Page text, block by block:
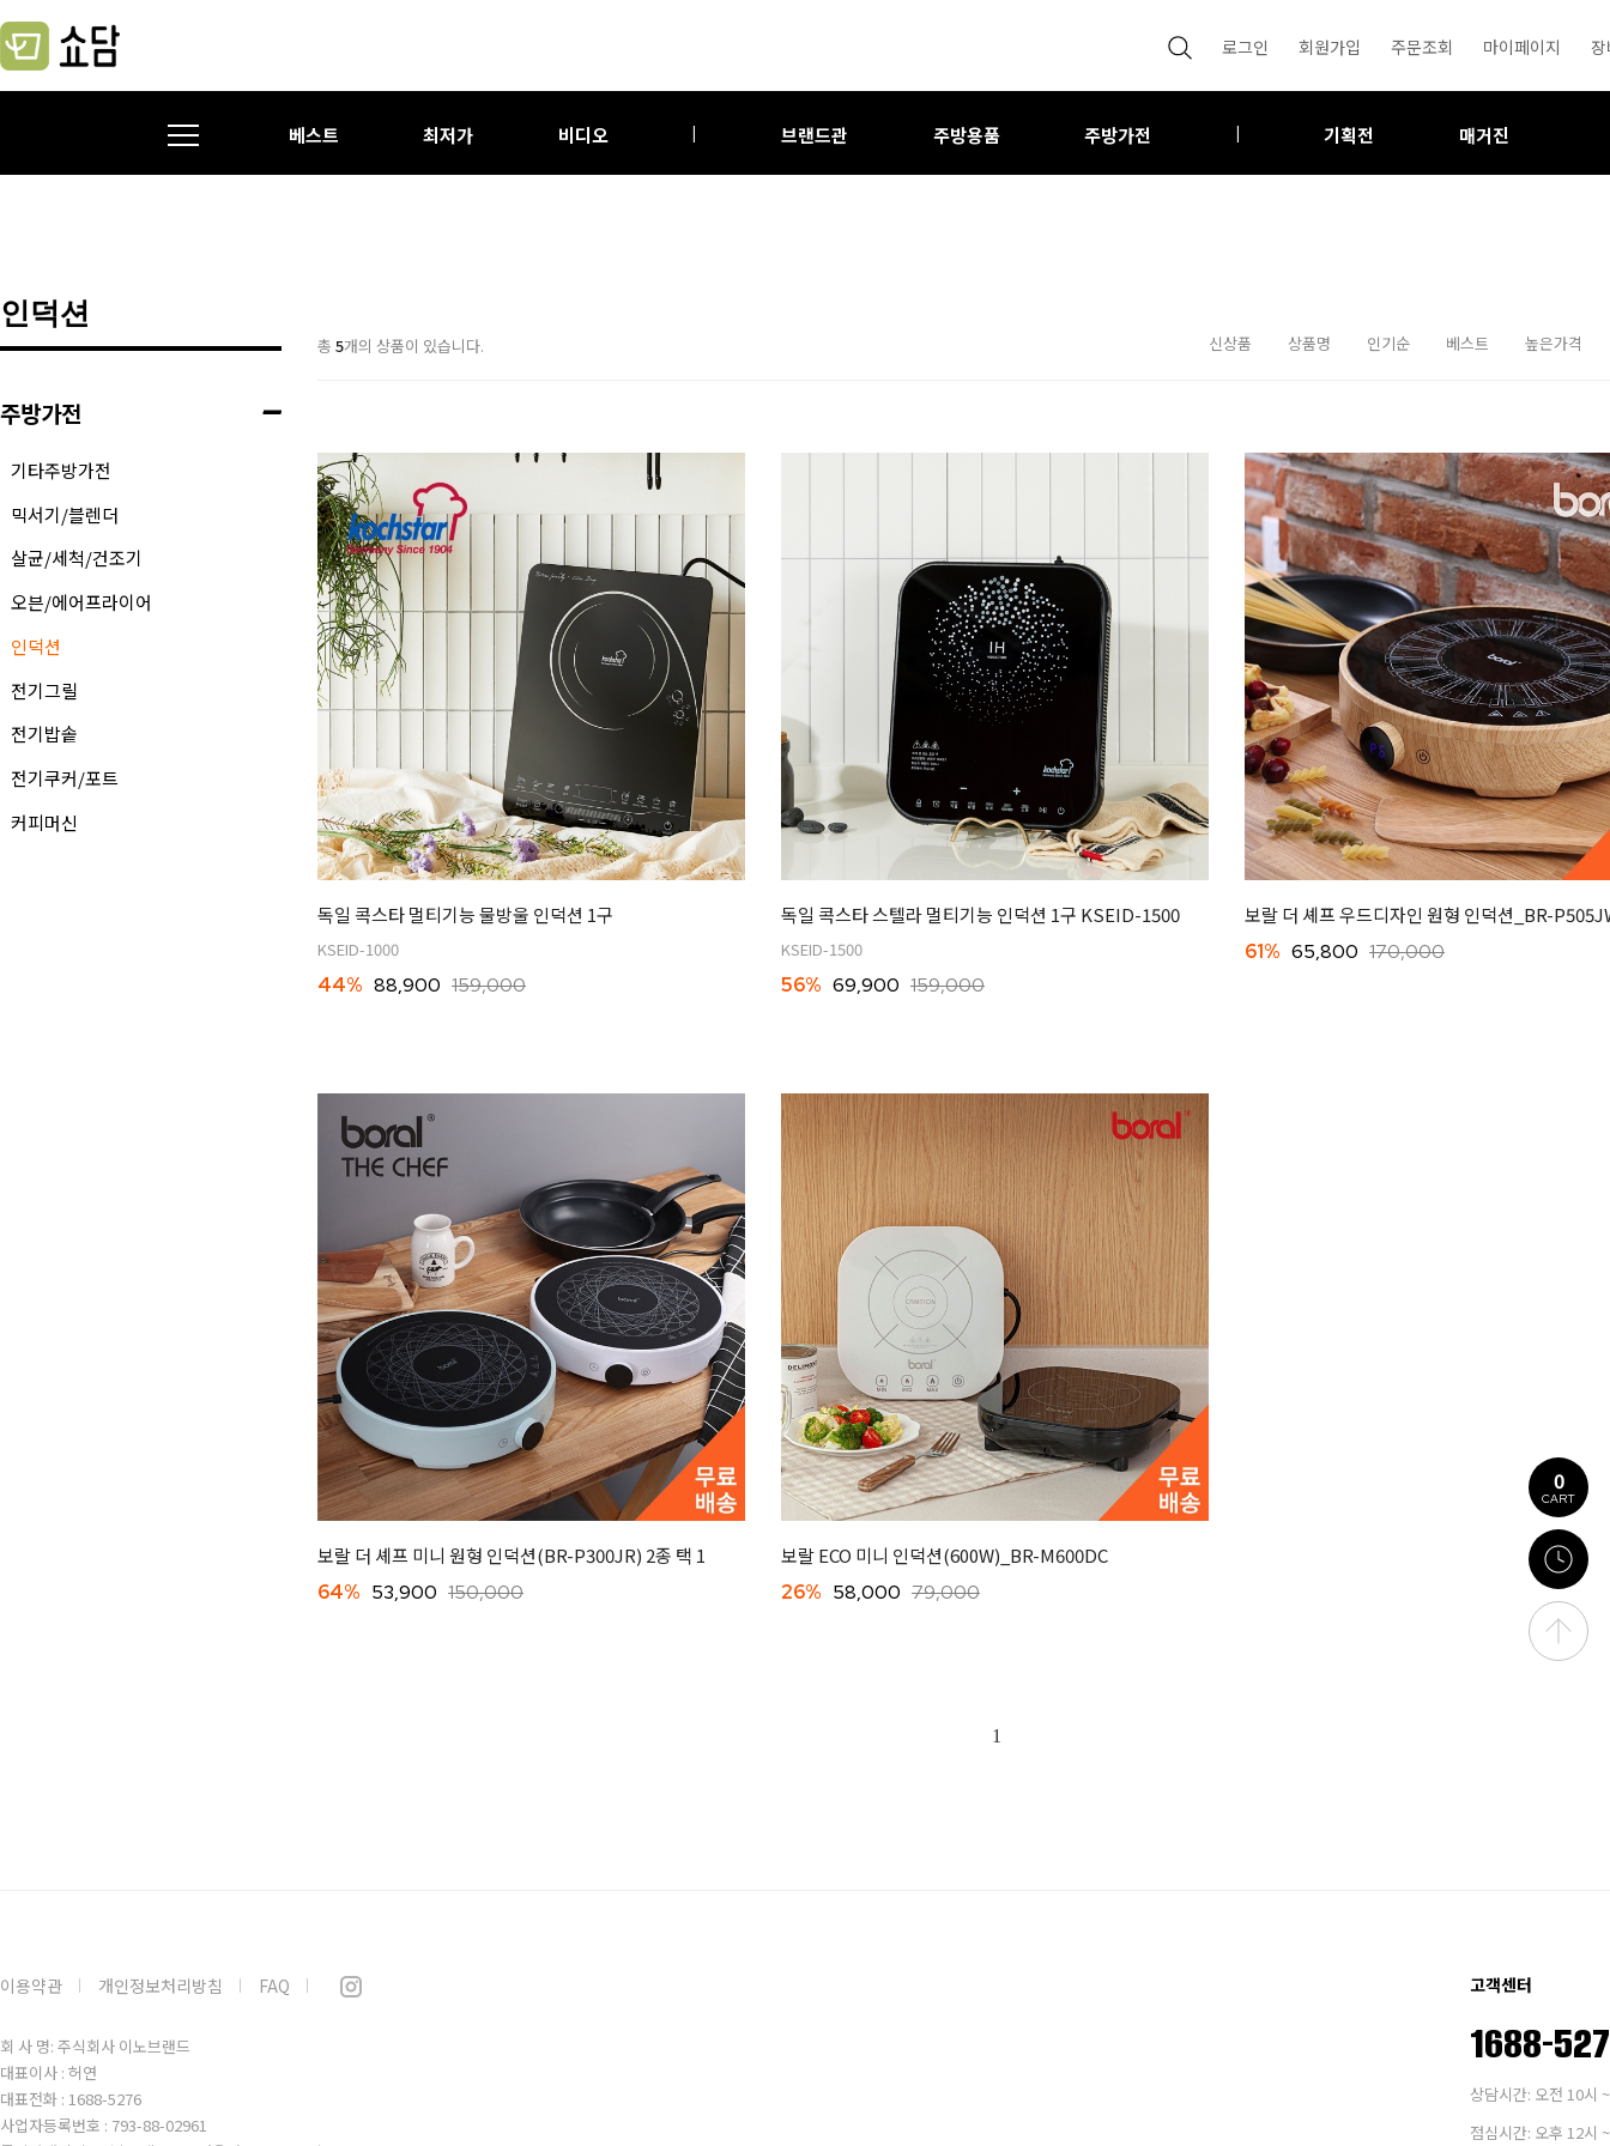
0
CART
로그인 회원가입 주문조회 마이페이지
베스트 최저가 비디오 | 브랜드관 주방용품 주방가전 | 기획전 매거진
인덕션
주방가전
기타주방가전
믹서기/블렌더
살균/세척/건조기
오븐/에어프라이어
인덕션
전기그릴
전기밥솥
전기쿠커/포트
커피머신
총 5개의 상품이 있습니다. 신상품 상품명 인기순 베스트 높은가격
독일 콕스타 멀티기능 물방울 인덕션 1구
KSEID-1000
44% 88,900 159,000
독일 콕스타 스텔라 멀티기능 인덕션 1구 KSEID-1500
KSEID-1500
56% 69,900 159,000
보랄 더 셰프 우드디자인 원형 인덕션_BR-
61% 65,800 170,000
보랄 더 셰프 미니 원형 인덕션(BR-P300JR) 2종 택 1
64% 53,900 150,000
보랄 ECO 미니 인덕션(600W)_BR-M600DC
26% 58,000 79,000
1
이용약관 개인정보처리방침 FAQ
회 사 명: 주식회사 이노브랜드
대표이사 : 허연
대표전화 : 1688-5276
사업자등록번호 : 793-88-02961
고객센터
1688-
상담시간: 오전 10시
점심시간: 오후 12시